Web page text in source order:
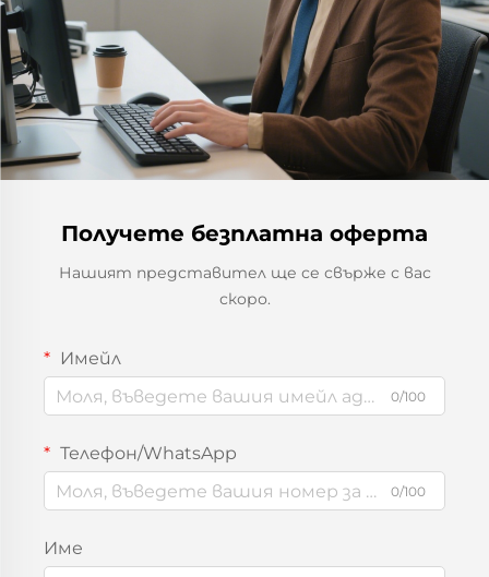
Получете безплатна оферта
Нашият представител ще се свърже с вас
скоро.
Имейл
0/100
Телефон/WhatsApp
0/100
Име